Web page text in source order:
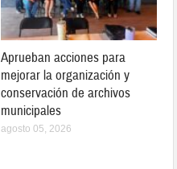
Aprueban acciones para
mejorar la organización y
conservación de archivos
municipales
agosto 05, 2026